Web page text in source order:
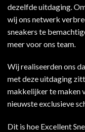
dezelfde uitdaging.
wij ons netwerk
sneakers te
meer voor ons team.
Wij realiseerden ons
met deze uitdaging
makkelijker te maken
nieuwste exclusieve
Dit is hoe Excellent